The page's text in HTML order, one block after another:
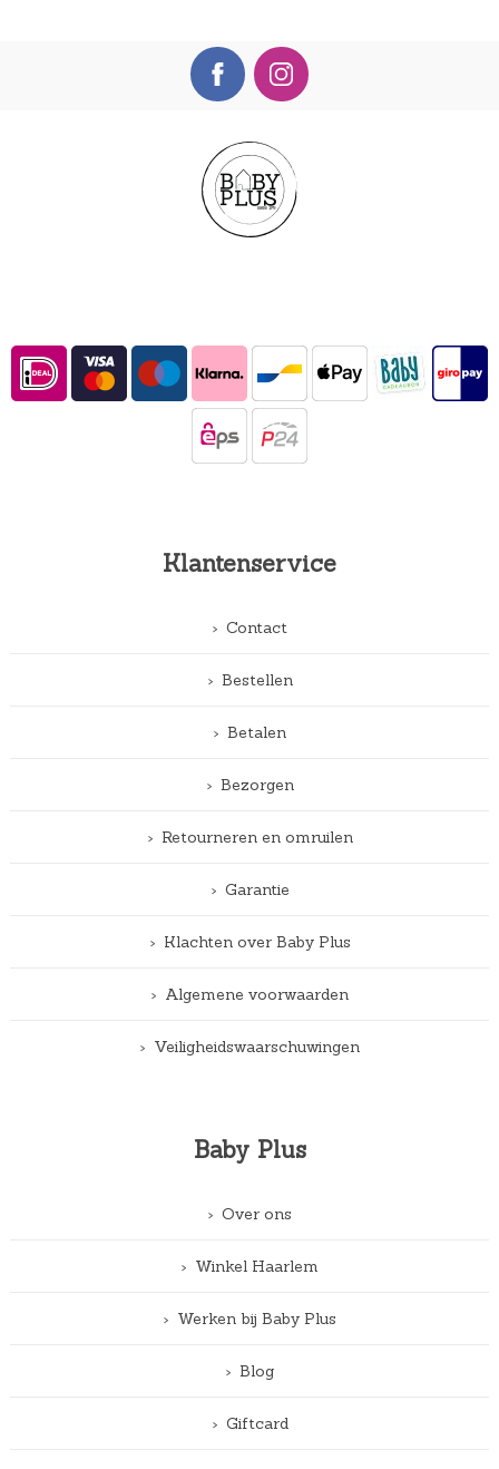
Klantenservice
Contact
Bestellen
Betalen
Bezorgen
Retourneren en omruilen
Garantie
Klachten over Baby Plus
Algemene voorwaarden
Veiligheidswaarschuwingen
Baby Plus
Over ons
Winkel Haarlem
Werken bij Baby Plus
Blog
Giftcard